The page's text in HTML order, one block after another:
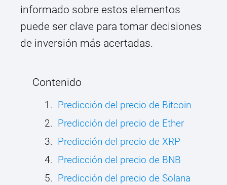
informado sobre estos elementos
puede ser clave para tomar decisiones
de inversión más acertadas.
Contenido
Predicción del precio de Bitcoin
Predicción del precio de Ether
Predicción del precio de XRP
Predicción del precio de BNB
Predicción del precio de Solana